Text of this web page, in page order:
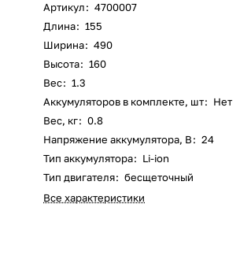
Артикул: 4700007
Длина: 155
Ширина: 490
Высота: 160
Вес: 1.3
Аккумуляторов в комплекте, шт: Нет
Вес, кг: 0.8
Напряжение аккумулятора, В: 24
Тип аккумулятора: Li-ion
Тип двигателя: бесщеточный
Все характеристики
сегодня только
картой любого банка
выбранный способом
75 списываться
карты каждые 2 недели